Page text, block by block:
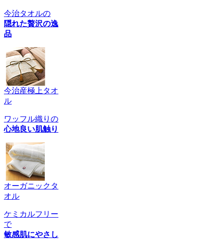
今治タオルの
隠れた贅沢の逸
品
今治産極上タオ
ル
ワッフル織りの
心地良い肌触り
オーガニックタ
オル
ケミカルフリー
で
敏感肌にやさし